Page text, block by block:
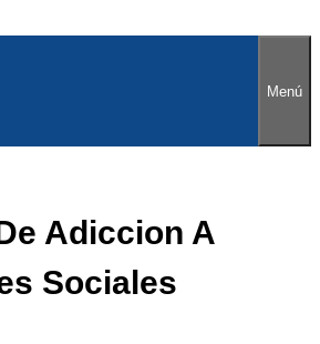
Menú
Adiccion A
Sociales